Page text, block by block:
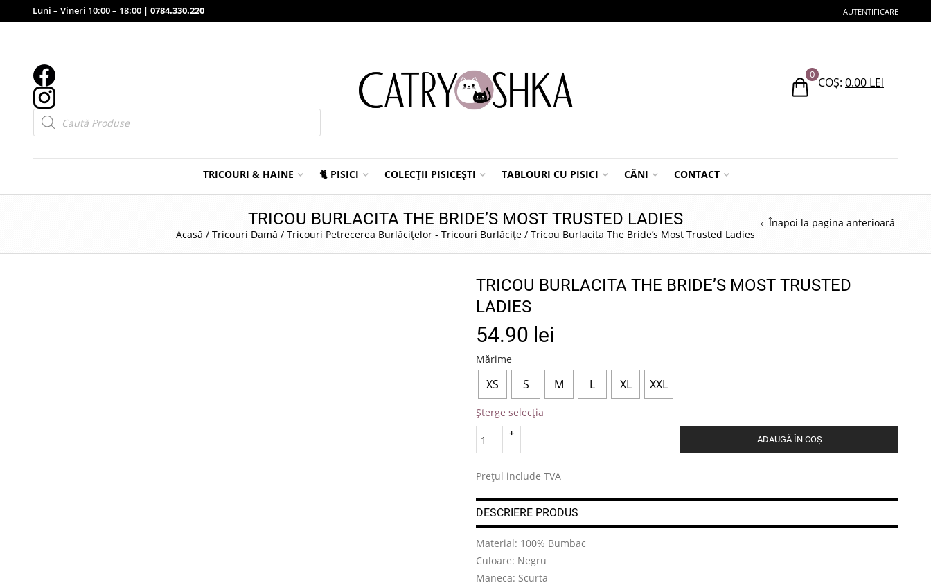
Luni – Vineri 10:00 – 18:00 | 0784.330.220 AUTENTIFICARE
Products
search
0
COȘ: 0.00 LEI
TRICOURI & HAINE 🐈 PISICI COLECȚII PISICEȘTI TABLOURI CU PISICI CĂNI CONTACT
TRICOU BURLACITA THE BRIDE’S MOST TRUSTED LADIES
Acasă / Tricouri Damă / Tricouri Petrecerea Burlăcițelor - Tricouri Burlăcițe / Tricou Burlacita The Bride’s Most Trusted Ladies
Înapoi la pagina anterioară
TRICOU BURLACITA THE BRIDE’S MOST TRUSTED
LADIES
54.90 lei
Mărime
XS S M L XL XXL
Șterge selecția
Quantity
ADAUGĂ ÎN COȘ
Prețul include TVA
DESCRIERE PRODUS
Material: 100% Bumbac
Culoare: Negru
Maneca: Scurta